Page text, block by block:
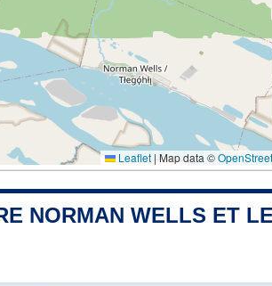
Leaflet | Map data ©
NORMAN WELLS ET